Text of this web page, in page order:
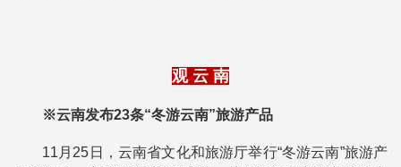
观 云 南
※云南发布23条“冬游云南”旅游产品
11月25日， 云南省文化和旅游厅举行“冬游云南”旅游产